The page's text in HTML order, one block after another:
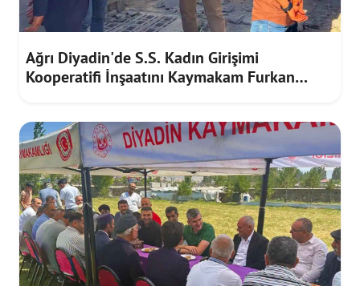
Ağrı Diyadin'de S.S. Kadın Girişimi
Kooperatifi İnşaatını Kaymakam Furkan